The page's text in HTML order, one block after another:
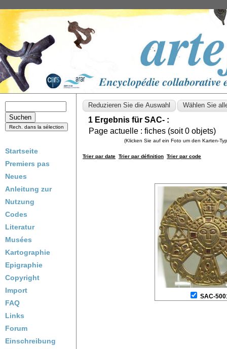
Startseite
Premiers pas
Neues
Anleitung zur
Nutzung
Codes
Literatur
Musées
Kartographie
Epigraphie
Copyright
Import
FAQ
Links
Forum
Einschreibung
1 Ergebnis für SAC- :
Page actuelle : fiches (soit0 objets)
(Klicken Sie auf ein Foto um den Karten-
Trier par date Trier par définition Trier par code
SAC-